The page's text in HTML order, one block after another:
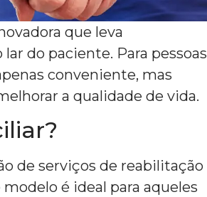
que leva
do paciente. Para pessoas
conveniente, mas
a qualidade de vida.
de serviços de reabilitação
é ideal para aqueles